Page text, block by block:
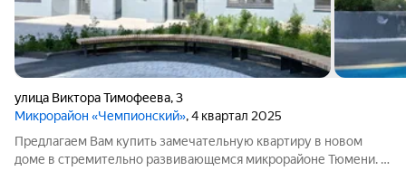
улица Виктора Тимофеева,3
Микрорайон «Чемпионский», 4 квартал 2025
Предлагаем Вам купить замечательную квартиру в новом
доме в стремительно развивающемся микрорайоне Тюмени. В